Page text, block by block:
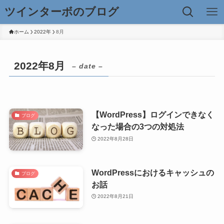
ツインターボのブログ
ホーム 2022年 8月
2022年8月 – date –
ブログ
【WordPress】ログインできなく
なった場合の3つの対処法
2022年8月28日
ブログ
WordPressにおけるキャッシュの
お話
2022年8月21日